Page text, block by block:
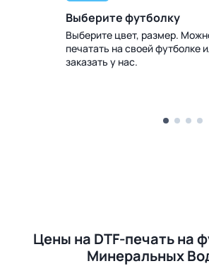
Выберите футболку
Выберите цвет, размер.
печатать на своей футболке
заказать у нас.
Цены на DTF-печать на
Минеральных